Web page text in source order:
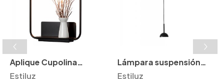
Aplique Cupolina
Estiluz
Estiluz
Lámpara suspensión
Cupolina 3934 Estiluz
Estiluz